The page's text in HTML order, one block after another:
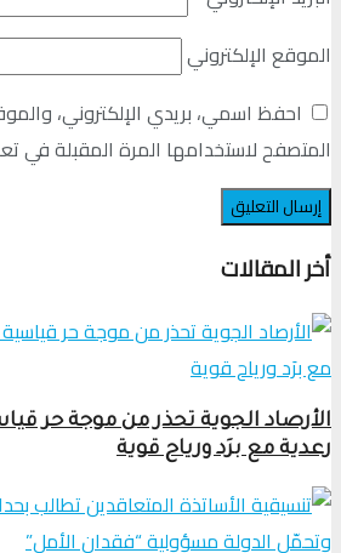
الموقع الإلكتروني
احفظ اسمي، بريدي الإلكتروني،
المتصفح لاستخدامها المرة المقبلة في
أخر المقالات
رعدية مع برَد ورياح قوية